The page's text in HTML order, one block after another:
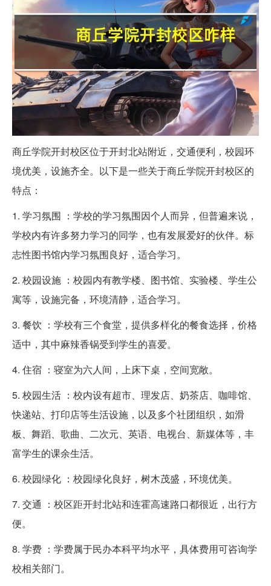
商丘学院开封校区位于开封北站附近，交通便利，校园环
境优美，设施齐全。以下是一些关于商丘学院开封校区的
特点：
1. 学习氛围 ：学校的学习氛围因个人而异，但普遍来说，
学校内有许多努力学习的同学，也有发展爱好的伙伴。标
志性图书馆内学习氛围良好，适合学习。
2. 校园设施 ：校园内有教学楼、图书馆、实验楼、学生公
寓等，设施完备，环境清静，适合学习。
3. 餐饮 ：学校有三个食堂，提供多样化的餐食选择，价格
适中，其中麻辣香锅受到学生的喜爱。
4. 住宿 ：寝室为六人间，上床下桌，空间宽敞。
5. 校园生活 ：校内设有超市、理发店、奶茶店、咖啡馆、
快递站、打印店等生活设施，以及多个社团组织，如滑
板、舞蹈、歌曲、二次元、英语、电视台、新媒体等，丰
富学生的课余生活。
6. 校园绿化 ：校园绿化良好，树木茂盛，环境优美。
7. 交通 ：校区距开封北站和连霍高速路口都很近，出行方
便。
8. 学费 ：学费属于民办本科平均水平，具体费用可咨询学
校相关部门。